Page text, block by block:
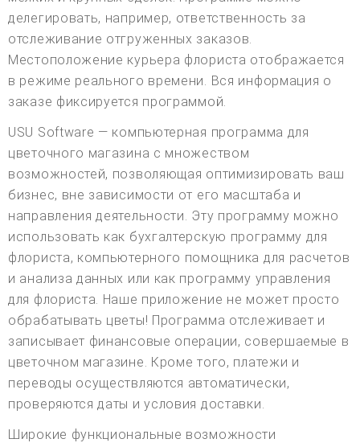
делегировать, например, ответственность за
отслеживание отгруженных заказов.
Местоположение курьера флориста отображается
в режиме реального времени. Вся информация о
заказе фиксируется программой.
USU Software — компьютерная программа для
цветочного магазина с множеством
возможностей, позволяющая оптимизировать ваш
бизнес, вне зависимости от его масштаба и
направления деятельности. Эту программу можно
использовать как бухгалтерскую программу для
флориста, компьютерного помощника для расчетов
и анализа данных или как программу управления
для флориста. Наше приложение не может просто
обрабатывать цветы! Программа отслеживает и
записывает финансовые операции, совершаемые в
цветочном магазине. Кроме того, платежи и
переводы осуществляются автоматически,
проверяются даты и условия доставки.
Широкие функциональные возможности